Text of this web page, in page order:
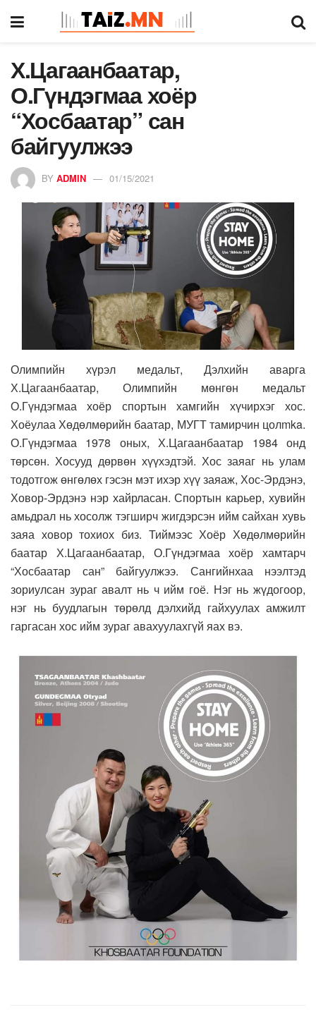
Х.Цагаанбаатар,
О.Гүндэгмаа хоёр
“Хосбаатар” сан
байгуулжээ
BY ADMIN 01/15/2021
Олимпийн хүрэл медальт, Дэлхийн аварга
Х.Цагаанбаатар, Олимпийн мөнгөн медальт
О.Гүндэгмаа хоёр спортын хамгийн хүчирхэг хос.
Хоёулаа Хөдөлмөрийн баатар, МУГТ тамирчин цолmka.
О.Гүндэгмаа 1978 оных, Х.Цагаанбаатар 1984 онд
төрсөн. Хосууд дөрвөн хүүхэдтэй. Хос заяаг нь улам
тодотгож өнгөлөх гэсэн мэт ихэр хүү заяаж, Хос-Эрдэнэ,
Ховор-Эрдэнэ нэр хайрласан. Спортын карьер, хувийн
амьдрал нь хосолж тэгширч жигдэрсэн ийм сайхан хувь
заяа ховор тохиох биз. Тиймээс Хоёр Хөдөлмөрийн
баатар Х.Цагаанбаатар, О.Гүндэгмаа хоёр хамтарч
“Хосбаатар сан” байгуулжээ. Сангийнхаа нээлтэд
зориулсан зураг авалт нь ч ийм гоё. Нэг нь жүдогоор,
нэг нь буудлагын төрөлд дэлхийд гайхуулах амжилт
гаргасан хос ийм зураг авахуулахгүй яах вэ.